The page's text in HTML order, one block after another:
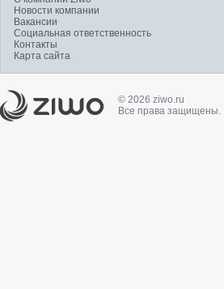
Новости компании
Вакансии
Социальная ответственность
Контакты
Карта сайта
© 2026 ziwo.ru
Все права защищены.